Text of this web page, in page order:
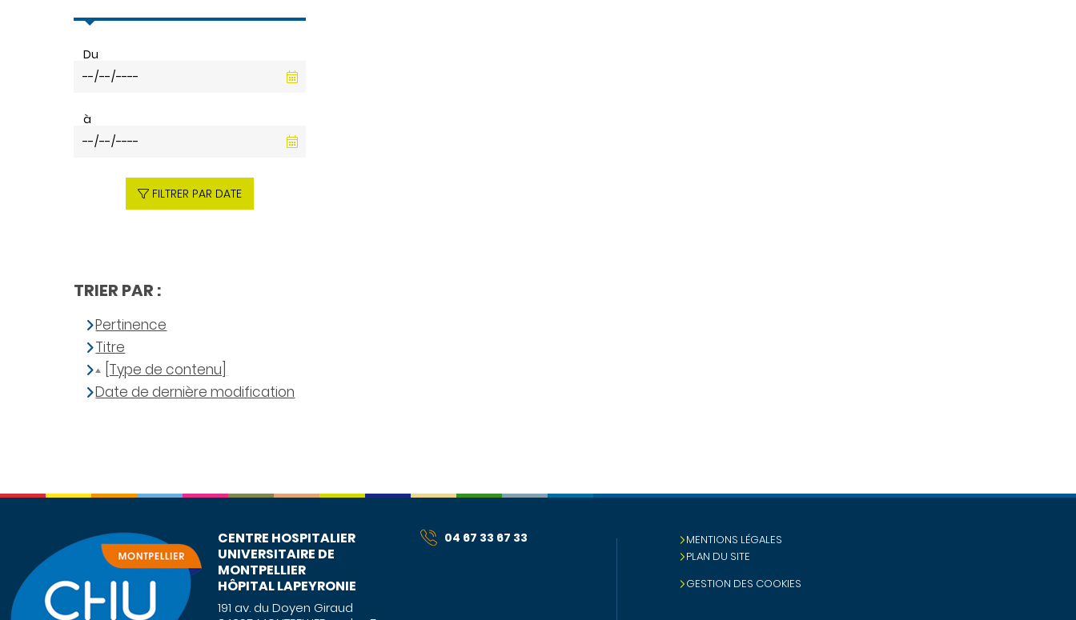
Du
à
FILTRER PAR DATE
TRIER PAR :
Pertinence
Titre
[Type de contenu]
Date de dernière modification
CENTRE HOSPITALIER
UNIVERSITAIRE DE
MONTPELLIER
HÔPITAL LAPEYRONIE
191 av. du Doyen Giraud
04 67 33 67 33
MENTIONS LÉGALES
PLAN DU SITE
GESTION DES COOKIES